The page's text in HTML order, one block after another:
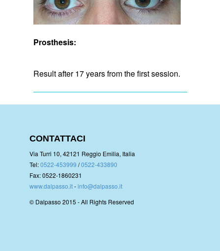
Prosthesis:
Result after 17 years from the first session.
CONTATTACI
Via Turri 10, 42121 Reggio Emilia, Italia
Tel:0522-453999 /0522-433890
Fax: 0522-1860231
www.dalpasso.it-info@dalpasso.it
© Dalpasso 2015 - All Rights Reserved